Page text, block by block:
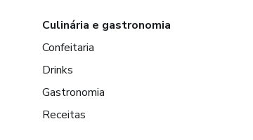
Culinária e gastronomia
Confeitaria
Drinks
Gastronomia
Receitas